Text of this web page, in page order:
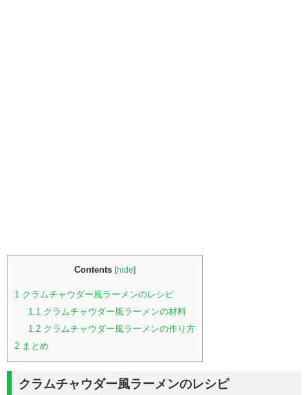
Contents [hide]
1 クラムチャウダー風ラーメンのレシピ
1.1 クラムチャウダー風ラーメンの材料
1.2クラムチャウダー風ラーメンの作り方
2 まとめ
クラムチャウダー風ラーメンのレシピ